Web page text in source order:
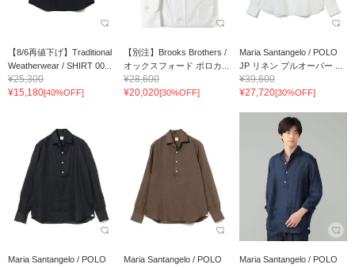
【8/6再値下げ】Traditional
Weatherwear / SHIRT 00...
¥25,300
¥15,180[40%OFF]
【別注】Brooks Brothers /
オックスフォード ポロカ...
¥28,600
¥20,020[30%OFF]
Maria Santangelo / POLO
JP リネン プルオーバー ...
¥39,600
¥27,720[30%OFF]
Maria Santangelo / POLO
Maria Santangelo / POLO
Maria Santangelo / POLO